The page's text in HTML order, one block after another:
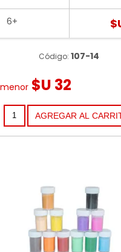
6+
Código: 107-14
$U 32